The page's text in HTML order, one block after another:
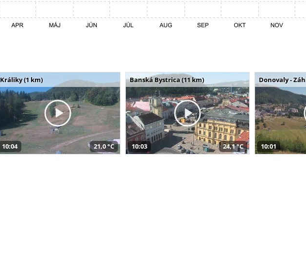
Králiky (1 km)
10:04 21,0 °C
Banská Bystrica (11 km)
10:03 24,1 °C
Donovaly -
10:01